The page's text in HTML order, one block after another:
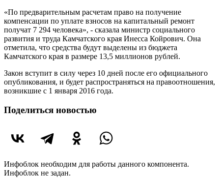
«По предварительным расчетам право на получение
компенсации по уплате взносов на капитальный ремонт
получат 7 294 человека», - сказала министр социального
развития и труда Камчатского края Инесса Койрович. Она
отметила, что средства будут выделены из бюджета
Камчатского края в размере 13,5 миллионов рублей.
Закон вступит в силу через 10 дней после его официального
опубликования, и будет распространяться на правоотношения,
возникшие с 1 января 2016 года.
Поделиться новостью
Инфоблок необходим для работы данного компонента.
Инфоблок не задан.